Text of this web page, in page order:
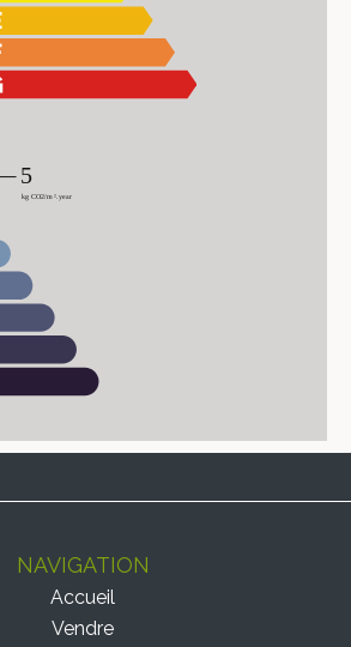
NAVIGATION
Accueil
Vendre